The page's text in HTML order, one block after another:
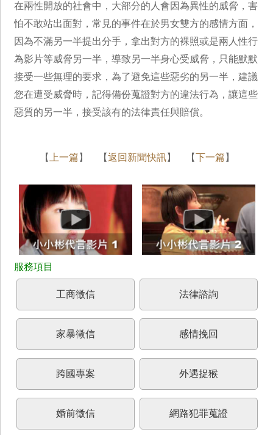
在兩性開放的社會中，大部分的人會因為異性的威脅，害
怕不敢站出面對，常見的事件在於男女雙方的感情方面，
因為不滿另一半提出分手，拿出對方的裸照或是兩人性行
為影片等威脅另一半，導致另一半身心受威脅，只能默默
接受一些無理的要求，為了避免這些惡劣的另一半，建議
您在遭受威脅時，記得備份蒐證對方的違法行為，讓這些
惡質的另一半，接受該有的法律責任與賠償。
【 上一篇 】 【返回新聞快訊】 【下一篇 】
工商徵信 法律諮詢
家暴徵信 感情挽回
跨國專案 外遇捉猴
婚前徵信 網路犯罪蒐證